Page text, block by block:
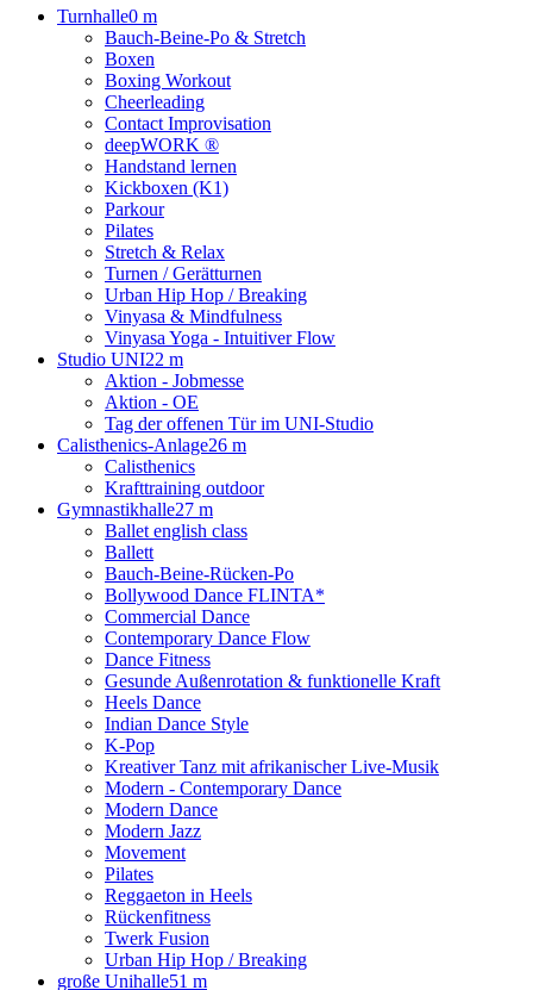
Turnhalle0 m
Bauch-Beine-Po & Stretch
Boxen
Boxing Workout
Cheerleading
Contact Improvisation
deepWORK ®
Handstand lernen
Kickboxen (K1)
Parkour
Pilates
Stretch & Relax
Turnen / Gerätturnen
Urban Hip Hop / Breaking
Vinyasa & Mindfulness
Vinyasa Yoga - Intuitiver Flow
Studio UNI22 m
Aktion - Jobmesse
Aktion - OE
Tag der offenen Tür im UNI-Studio
Calisthenics-Anlage26 m
Calisthenics
Krafttraining outdoor
Gymnastikhalle27 m
Ballet english class
Ballett
Bauch-Beine-Rücken-Po
Bollywood Dance FLINTA*
Commercial Dance
Contemporary Dance Flow
Dance Fitness
Gesunde Außenrotation & funktionelle Kraft
Heels Dance
Indian Dance Style
K-Pop
Kreativer Tanz mit afrikanischer Live-Musik
Modern - Contemporary Dance
Modern Dance
Modern Jazz
Movement
Pilates
Reggaeton in Heels
Rückenfitness
Twerk Fusion
Urban Hip Hop / Breaking
große Unihalle51 m